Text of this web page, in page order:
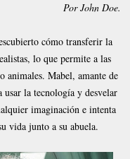
Por John Doe.
cómo transferir la
lo que permite a las
animales. Mabel, amante de
usar la tecnología y desvelar
imaginación e intenta
vida junto a su abuela.